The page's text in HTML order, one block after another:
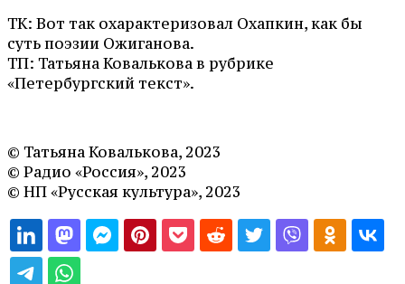
ТК: Вот так охарактеризовал Охапкин, как бы
суть поэзии Ожиганова.
ТП: Татьяна Ковалькова в рубрике
«Петербургский текст».
© Татьяна Ковалькова, 2023
© Радио «Россия», 2023
© НП «Русская культура», 2023